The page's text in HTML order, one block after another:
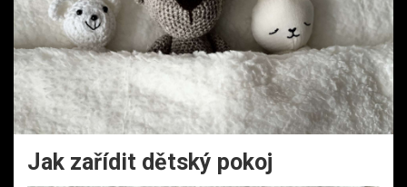
Jak zařídit dětský pokoj